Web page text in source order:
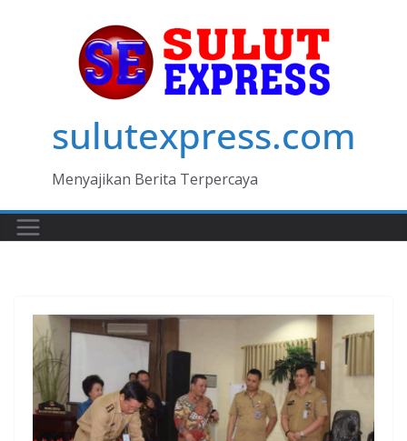
sulutexpress.com
Menyajikan Berita Terpercaya